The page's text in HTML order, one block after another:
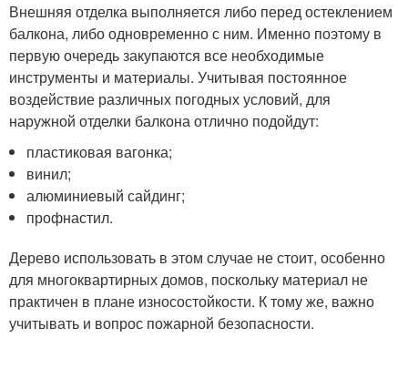
Внешняя отделка выполняется либо перед остеклением
балкона, либо одновременно с ним. Именно поэтому в
первую очередь закупаются все необходимые
инструменты и материалы. Учитывая постоянное
воздействие различных погодных условий, для
наружной отделки балкона отлично подойдут:
пластиковая вагонка;
винил;
алюминиевый сайдинг;
профнастил.
Дерево использовать в этом случае не стоит, особенно
для многоквартирных домов, поскольку материал не
практичен в плане износостойкости. К тому же, важно
учитывать и вопрос пожарной безопасности.